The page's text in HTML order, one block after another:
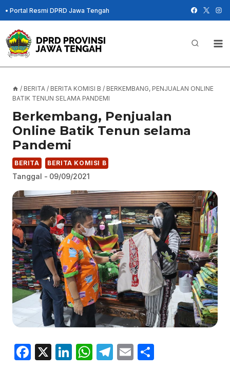
Skip
to
content
• Portal Resmi DPRD Jawa Tengah
/ BERITA / BERITA KOMISI B / BERKEMBANG, PENJUALAN ONLINE
BATIK TENUN SELAMA PANDEMI
Berkembang, Penjualan
Online Batik Tenun selama
Pandemi
BERITA BERITA KOMISI B
Tanggal - 09/09/2021
F
X
Li W T
E